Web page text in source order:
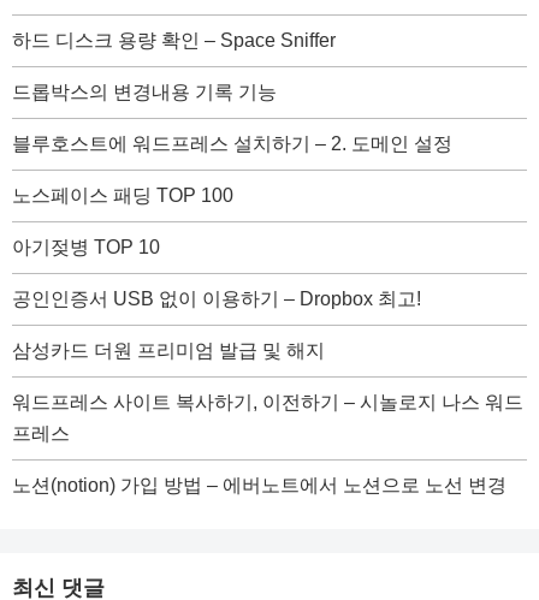
하드 디스크 용량 확인 – Space Sniffer
드롭박스의 변경내용 기록 기능
블루호스트에 워드프레스 설치하기 – 2. 도메인 설정
노스페이스 패딩 TOP 100
아기젖병 TOP 10
공인인증서 USB 없이 이용하기 – Dropbox 최고!
삼성카드 더원 프리미엄 발급 및 해지
워드프레스 사이트 복사하기, 이전하기 – 시놀로지 나스 워드
프레스
노션(notion) 가입 방법 – 에버노트에서 노션으로 노선 변경
최신 댓글